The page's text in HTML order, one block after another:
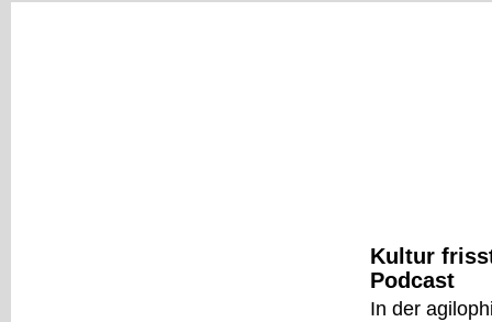
Kultur
Podcast
In der